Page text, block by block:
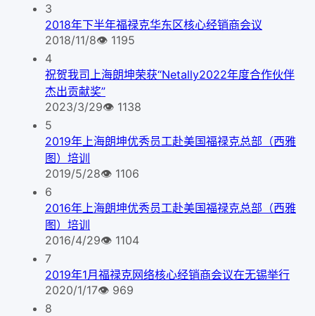
3
2018年下半年福禄克华东区核心经销商会议
2018/11/8👁 1195
4
祝贺我司上海朗坤荣获“Netally2022年度合作伙伴
杰出贡献奖”
2023/3/29👁 1138
5
2019年上海朗坤优秀员工赴美国福禄克总部（西雅
图）培训
2019/5/28👁 1106
6
2016年上海朗坤优秀员工赴美国福禄克总部（西雅
图）培训
2016/4/29👁 1104
7
2019年1月福禄克网络核心经销商会议在无锡举行
2020/1/17👁 969
8